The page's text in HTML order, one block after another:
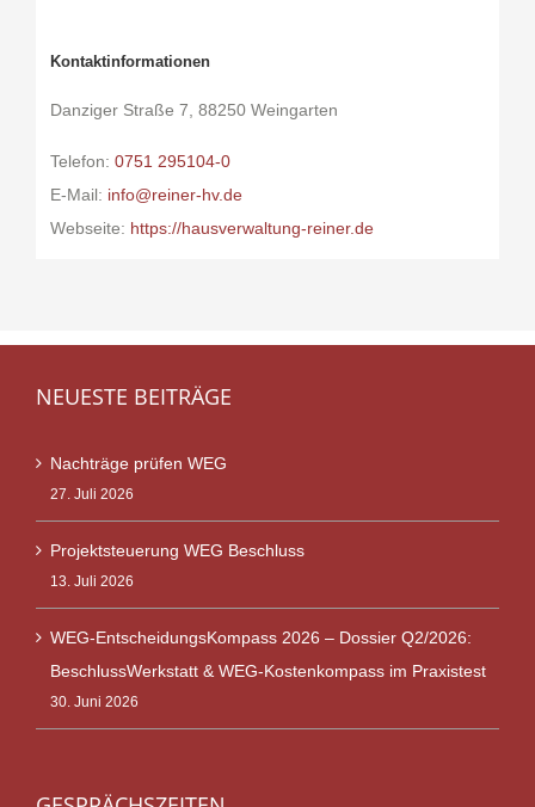
Kontaktinformationen
Danziger Straße 7, 88250 Weingarten
Telefon: 0751 295104-0
E-Mail: info@reiner-hv.de
Webseite: https://hausverwaltung-reiner.de
NEUESTE BEITRÄGE
Nachträge prüfen WEG
27. Juli 2026
Projektsteuerung WEG Beschluss
13. Juli 2026
WEG-EntscheidungsKompass 2026 – Dossier Q2/2026:
BeschlussWerkstatt & WEG-Kostenkompass im Praxistest
30. Juni 2026